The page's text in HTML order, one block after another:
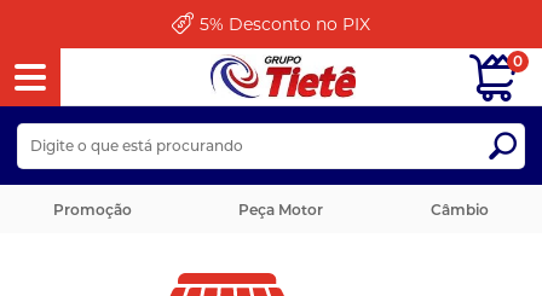
Pague em até
Promoção Peça Motor Câmbio
0